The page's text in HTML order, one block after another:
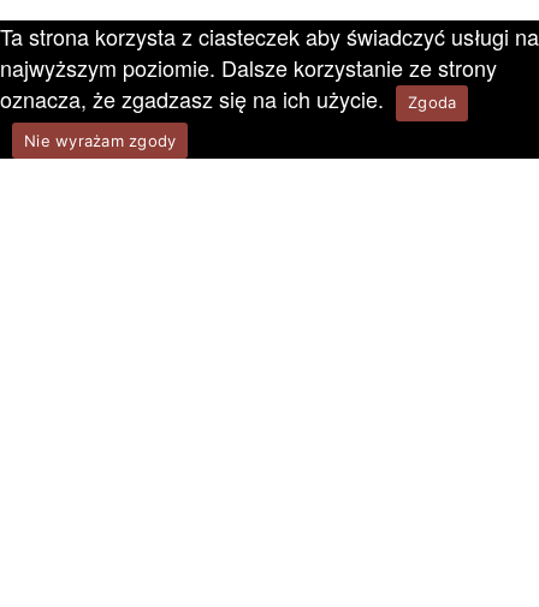
Ta strona korzysta z ciasteczek aby świadczyć usługi na
najwyższym poziomie. Dalsze korzystanie ze strony
oznacza, że zgadzasz się na ich użycie.
Zgoda
Nie wyrażam zgody